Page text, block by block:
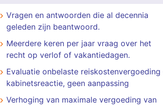
Vragen en antwoorden die al decennia
geleden zijn beantwoord.
Meerdere keren per jaar vraag over het
recht op verlof of vakantiedagen.
Evaluatie onbelaste reiskostenvergoeding
kabinetsreactie, geen aanpassing
Verhoging van maximale vergoeding van